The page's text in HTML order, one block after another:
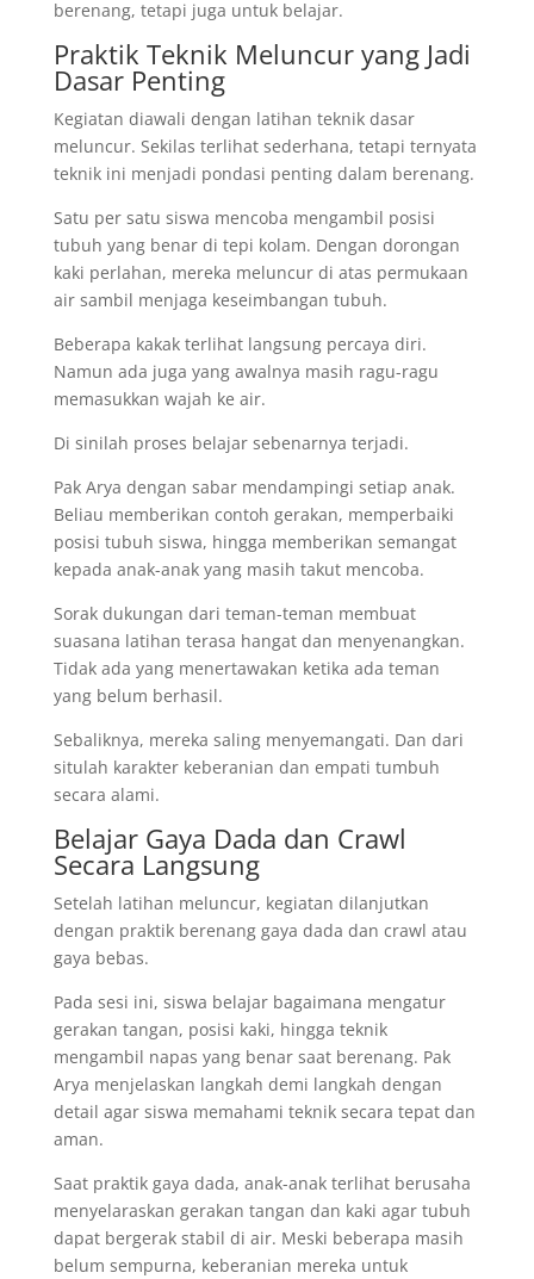
berenang, tetapi juga untuk belajar.
Praktik Teknik Meluncur yang Jadi
Dasar Penting
Kegiatan diawali dengan latihan teknik dasar
meluncur. Sekilas terlihat sederhana, tetapi ternyata
teknik ini menjadi pondasi penting dalam berenang.
Satu per satu siswa mencoba mengambil posisi
tubuh yang benar di tepi kolam. Dengan dorongan
kaki perlahan, mereka meluncur di atas permukaan
air sambil menjaga keseimbangan tubuh.
Beberapa kakak terlihat langsung percaya diri.
Namun ada juga yang awalnya masih ragu-ragu
memasukkan wajah ke air.
Di sinilah proses belajar sebenarnya terjadi.
Pak Arya dengan sabar mendampingi setiap anak.
Beliau memberikan contoh gerakan, memperbaiki
posisi tubuh siswa, hingga memberikan semangat
kepada anak-anak yang masih takut mencoba.
Sorak dukungan dari teman-teman membuat
suasana latihan terasa hangat dan menyenangkan.
Tidak ada yang menertawakan ketika ada teman
yang belum berhasil.
Sebaliknya, mereka saling menyemangati. Dan dari
situlah karakter keberanian dan empati tumbuh
secara alami.
Belajar Gaya Dada dan Crawl
Secara Langsung
Setelah latihan meluncur, kegiatan dilanjutkan
dengan praktik berenang gaya dada dan crawl atau
gaya bebas.
Pada sesi ini, siswa belajar bagaimana mengatur
gerakan tangan, posisi kaki, hingga teknik
mengambil napas yang benar saat berenang. Pak
Arya menjelaskan langkah demi langkah dengan
detail agar siswa memahami teknik secara tepat dan
aman.
Saat praktik gaya dada, anak-anak terlihat berusaha
menyelaraskan gerakan tangan dan kaki agar tubuh
dapat bergerak stabil di air. Meski beberapa masih
belum sempurna, keberanian mereka untuk